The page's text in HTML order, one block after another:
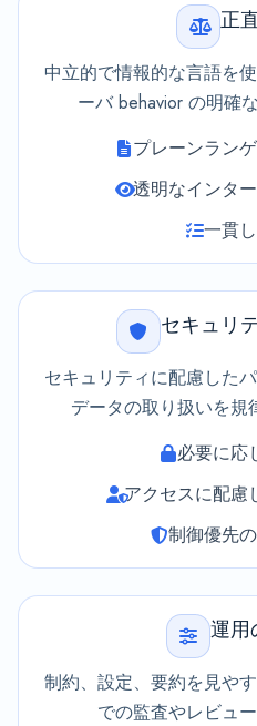
正
中立的で情報的な言語を
ーバ behavior の明確
プレーンラン
透明なインタ
一貫
セキュリ
セキュリティに配慮した
データの取り扱いを規
必要に応
アクセスに配慮
制御優先
運用
制約、設定、要約を見や
での監査やレビュ